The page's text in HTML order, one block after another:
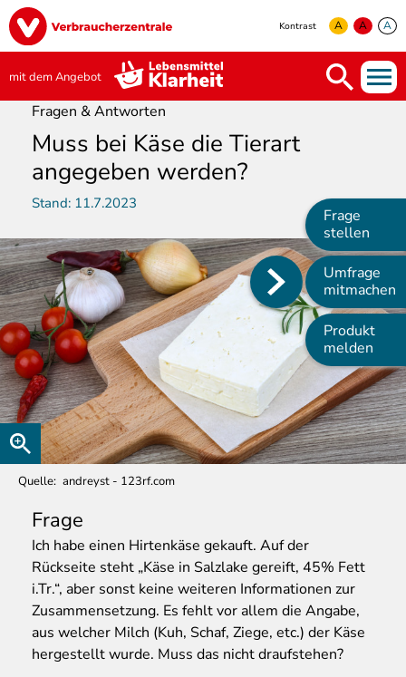
Direkt
zum
Inhalt
Image
Kontrast A A A
mit dem Angebot
Main
navigation
Frage
stellen
Umfrage
mitmachen
Produkt
melden
Fragen & Antworten
Muss bei Käse die Tierart
angegeben werden?
Stand: 11.7.2023
Quelle andreyst - 123rf.com
Frage
Ich habe einen Hirtenkäse gekauft. Auf der
Rückseite steht „Käse in Salzlake gereift, 45% Fett
i.Tr.“, aber sonst keine weiteren Informationen zur
Zusammensetzung. Es fehlt vor allem die Angabe,
aus welcher Milch (Kuh, Schaf, Ziege, etc.) der Käse
hergestellt wurde. Muss das nicht draufstehen?